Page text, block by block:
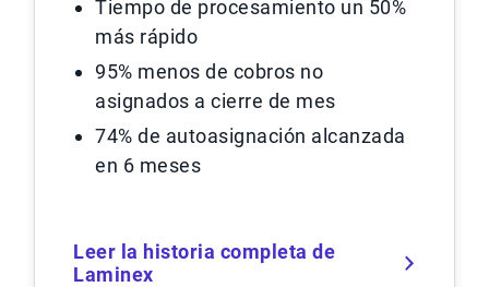
Tiempo de procesamiento un 50%
más rápido
95% menos de cobros no
asignados a cierre de mes
74% de autoasignación alcanzada
en 6 meses
Leer la historia completa de
Laminex